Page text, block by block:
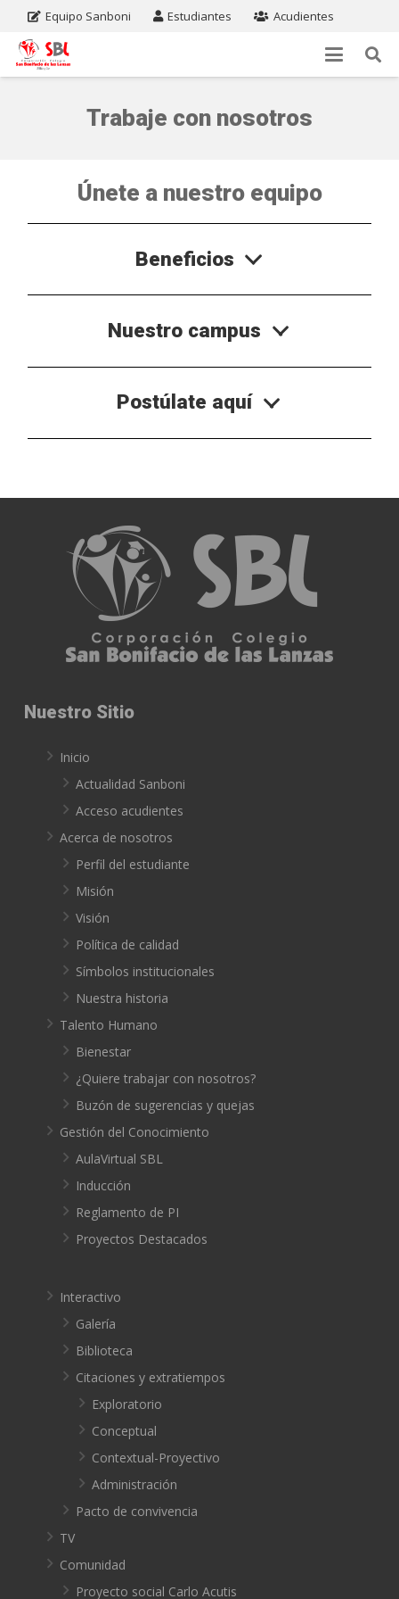
Equipo Sanboni Estudiantes Acudientes
Trabaje con nosotros
Únete a nuestro equipo
Beneficios
Nuestro campus
Postúlate aquí
Nuestro Sitio
Inicio
Actualidad Sanboni
Acceso acudientes
Acerca de nosotros
Perfil del estudiante
Misión
Visión
Política de calidad
Símbolos institucionales
Nuestra historia
Talento Humano
Bienestar
¿Quiere trabajar con nosotros?
Buzón de sugerencias y quejas
Gestión del Conocimiento
AulaVirtual SBL
Inducción
Reglamento de PI
Proyectos Destacados
Interactivo
Galería
Biblioteca
Citaciones y extratiempos
Exploratorio
Conceptual
Contextual-Proyectivo
Administración
Pacto de convivencia
TV
Comunidad
Proyecto social Carlo Acutis